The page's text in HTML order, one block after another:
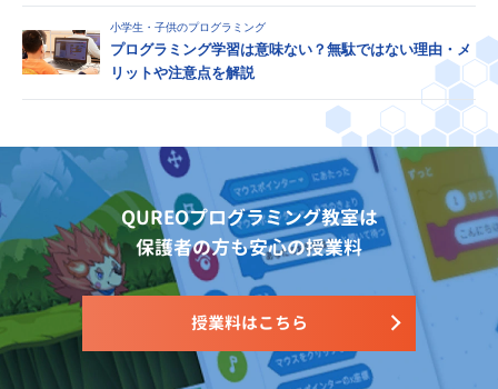
小学生・子供のプログラミング
プログラミング学習は意味ない？無駄ではない理由・メ
リットや注意点を解説
QUREOプログラミング教室は
保護者の方も安心の授業料
授業料はこちら